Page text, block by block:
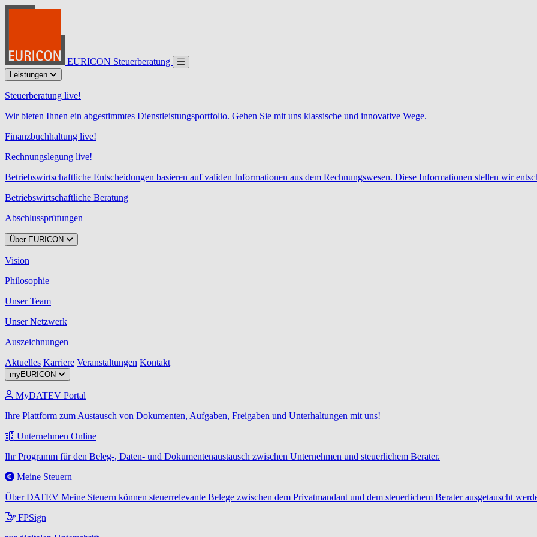
EURICON Steuerberatung
Leistungen
Steuerberatung live!
Wir bieten Ihnen ein abgestimmtes Dienstleistungsportfolio. Gehen Sie mit uns klassische und innovative Wege.
Finanzbuchhaltung live!
Rechnungslegung live!
Betriebswirtschaftliche Entscheidungen basieren auf validen Informationen aus dem Rechnungswesen. Diese Informationen stellen wir
Betriebswirtschaftliche Beratung
Abschlussprüfungen
Über EURICON
Vision
Philosophie
Unser Team
Unser Netzwerk
Auszeichnungen
Aktuelles Karriere Veranstaltungen Kontakt
myEURICON
MyDATEV Portal
Ihre Plattform zum Austausch von Dokumenten, Aufgaben, Freigaben und Unterhaltungen mit uns!
Unternehmen Online
Ihr Programm für den Beleg-, Daten- und Dokumentenaustausch zwischen Unternehmen und steuerlichem Berater.
Meine Steuern
Über DATEV Meine Steuern können steuerrelevante Belege zwischen dem Privatmandant und dem steuerlichem Berater ausgetauscht
FPSign